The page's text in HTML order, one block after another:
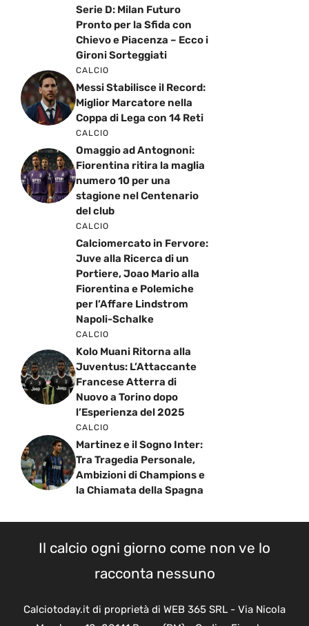
Serie D: Milan Futuro
Pronto per la Sfida con
Chievo e Piacenza – Ecco i
Gironi Sorteggiati
CALCIO
Messi Stabilisce il Record:
Miglior Marcatore nella
Coppa di Lega con 14 Reti
CALCIO
Omaggio ad Antognoni:
Fiorentina ritira la maglia
numero 10 per una
stagione nel Centenario
del club
CALCIO
Calciomercato in Fervore:
Juve alla Ricerca di un
Portiere, Joao Mario alla
Fiorentina e Polemiche
per l’Affare Lindstrom
Napoli-Schalke
CALCIO
Kolo Muani Ritorna alla
Juventus: L’Attaccante
Francese Atterra di
Nuovo a Torino dopo
l’Esperienza del 2025
CALCIO
Martinez e il Sogno Inter:
Tra Tragedia Personale,
Ambizioni di Champions e
la Chiamata della Spagna
Il calcio ogni giorno come non ve lo
racconta nessuno
Calciotoday.it di proprietà di WEB 365 SRL - Via Nicola